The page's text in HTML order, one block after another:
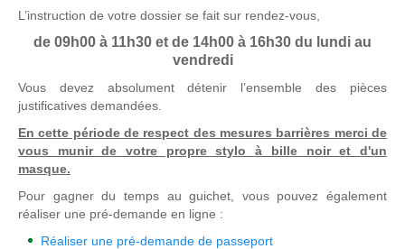
L’instruction de votre dossier se fait sur rendez-vous,
de 09h00 à 11h30 et de 14h00 à 16h30 du lundi au
vendredi
Vous devez absolument détenir l’ensemble des pièces
justificatives demandées.
En cette période de respect des mesures barrières merci de
vous munir de votre propre stylo à bille noir et d'un
masque.
Pour gagner du temps au guichet, vous pouvez également
réaliser une pré-demande en ligne :
Réaliser une pré-demande de passeport